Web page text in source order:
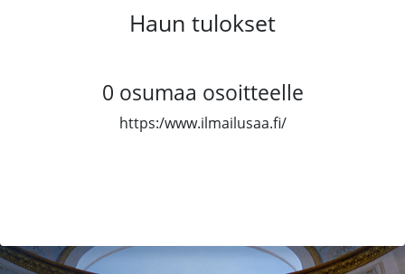
Haun tulokset
0 osumaa osoitteelle
https:/www.ilmailusaa.fi/